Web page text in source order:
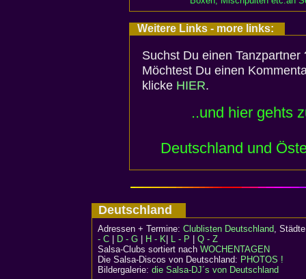
Weitere Links - more links:
Suchst Du einen
Möchtest Du einen
klicke HIER.
..und hier gehts
Deutschland und
Deutschland
Adressen + Termine: Clublisten Deutschland,
- C
D - G H - K L - P
Q - Z
Salsa-Clubs sortiert nach WOCHENTAGEN
Die Salsa-Discos von Deutschland: PHOTOS !
Bildergalerie: die Salsa-DJ´s von Deutschland